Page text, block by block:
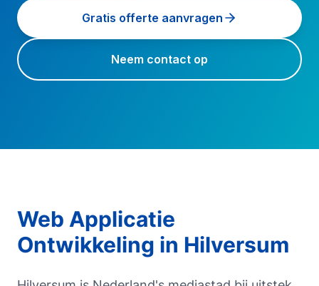
Gratis offerte aanvragen
Neem contact op
Web Applicatie
Ontwikkeling in Hilversum